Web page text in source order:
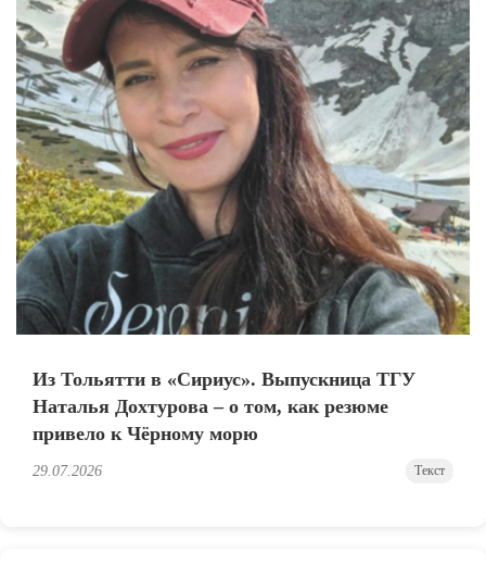
Из Тольятти в «Сириус». Выпускница ТГУ
Наталья Дохтурова – о том, как резюме
привело к Чёрному морю
29.07.2026 Текст